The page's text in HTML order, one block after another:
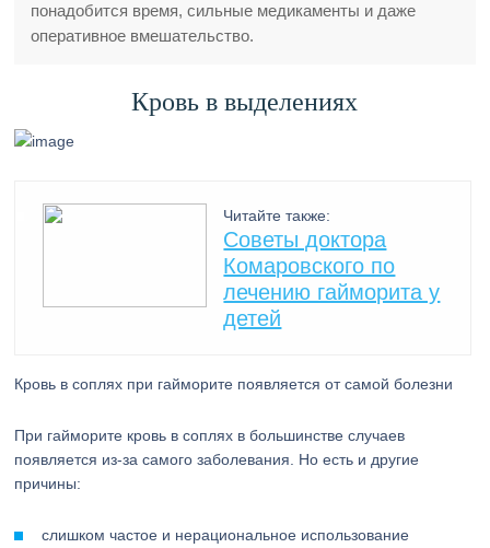
понадобится время, сильные медикаменты и даже
оперативное вмешательство.
Кровь в выделениях
Читайте также:
Советы доктора
Комаровского по
лечению гайморита у
детей
Кровь в соплях при гайморите появляется от самой болезни
При гайморите кровь в соплях в большинстве случаев
появляется из-за самого заболевания. Но есть и другие
причины:
слишком частое и нерациональное использование